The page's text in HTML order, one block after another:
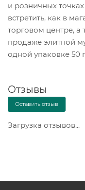
и розничных
встретить, как в
торговом центре, а
продаже элитной
одной упаковке 50
Отзывы
Оставить отзыв
Загрузка отзывов...